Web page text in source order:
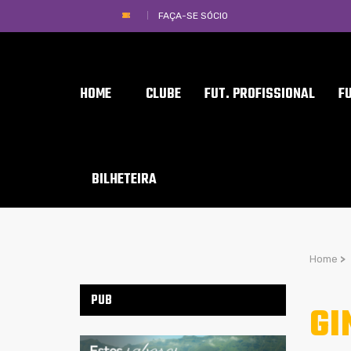
FAÇA-SE SÓCIO
HOME CLUBE FUT. PROFISSIONAL
BILHETEIRA
Home >
PUB